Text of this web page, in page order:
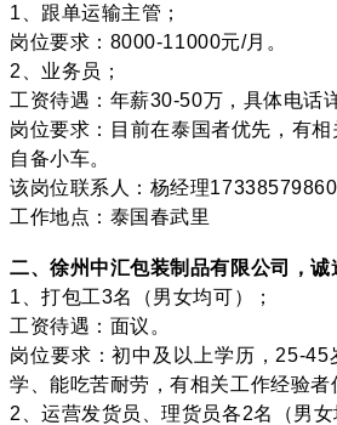
1、跟单运输主管；
岗位要求：8000-11000元/月。
2、业务员；
工资待遇：年薪30-50万，具体电话
岗位要求：目前在泰国者优先，有相
自备小车。
该岗位联系人：杨经理17338579860
工作地点：泰国春武里
二、徐州中汇包装制品有限公司，诚
1、打包工3名（男女均可）；
工资待遇：面议。
岗位要求：初中及以上学历，25-45
学、能吃苦耐劳，有相关工作经验者
2、运营发货员、理货员各2名（男女